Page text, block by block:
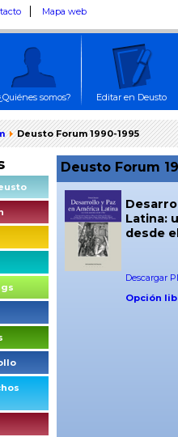
Mapa web
somos? Editar en Deusto
Deusto Forum 1990-1995
Deusto Forum
Latina:
desde
Descargar
Opción